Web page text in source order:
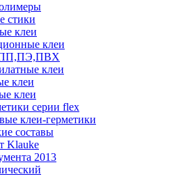
стики
клеи
клеи
ПП,ПЭ,ПВХ
клеи
клеи
клеи
серии flex
клеи-герметики
составы
Klauke
2013